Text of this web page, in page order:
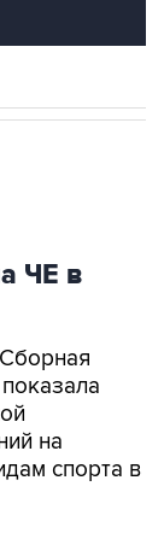
ЧЕ в
на
спорта в